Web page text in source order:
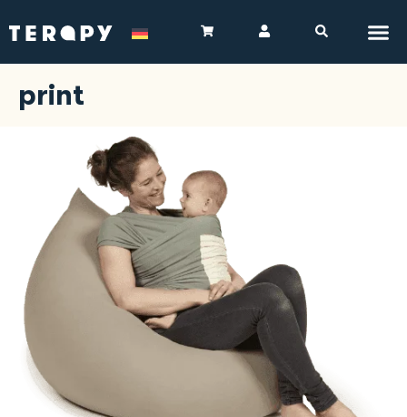
print